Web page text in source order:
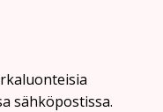
sähköpostissa.